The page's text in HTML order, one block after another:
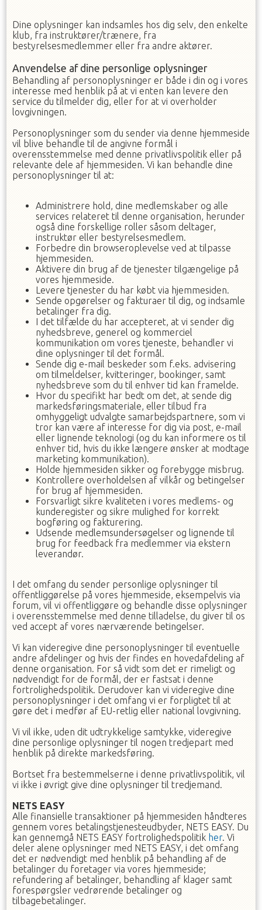
Dine oplysninger kan indsamles hos dig selv, den enkelte
klub, fra instruktører/trænere, fra
bestyrelsesmedlemmer eller fra andre aktører.
Anvendelse af dine personlige oplysninger
Behandling af personoplysninger er både i din og i vores
interesse med henblik på at vi enten kan levere den
service du tilmelder dig, eller for at vi overholder
lovgivningen.
Personoplysninger som du sender via denne hjemmeside
vil blive behandle til de angivne formål i
overensstemmelse med denne privatlivspolitik eller på
relevante dele af hjemmesiden. Vi kan behandle dine
personoplysninger til at:
Administrere hold, dine medlemskaber og alle
services relateret til denne organisation, herunder
også dine forskellige roller såsom deltager,
instruktør eller bestyrelsesmedlem.
Forbedre din browseroplevelse ved at tilpasse
hjemmesiden.
Aktivere din brug af de tjenester tilgængelige på
vores hjemmeside.
Levere tjenester du har købt via hjemmesiden.
Sende opgørelser og fakturaer til dig, og indsamle
betalinger fra dig.
I det tilfælde du har accepteret, at vi sender dig
nyhedsbreve, generel og kommerciel
kommunikation om vores tjeneste, behandler vi
dine oplysninger til det formål.
Sende dig e-mail beskeder som f.eks. advisering
om tilmeldelser, kvitteringer, bookinger, samt
nyhedsbreve som du til enhver tid kan framelde.
Hvor du specifikt har bedt om det, at sende dig
markedsføringsmateriale, eller tilbud fra
omhyggeligt udvalgte samarbejdspartnere, som vi
tror kan være af interesse for dig via post, e-mail
eller lignende teknologi (og du kan informere os til
enhver tid, hvis du ikke længere ønsker at modtage
marketing kommunikation).
Holde hjemmesiden sikker og forebygge misbrug.
Kontrollere overholdelsen af ​​vilkår og betingelser
for brug af hjemmesiden.
Forsvarligt sikre kvaliteten i vores medlems- og
kunderegister og sikre mulighed for korrekt
bogføring og fakturering.
Udsende medlemsundersøgelser og lignende til
brug for feedback fra medlemmer via ekstern
leverandør.
I det omfang du sender personlige oplysninger til
offentliggørelse på vores hjemmeside, eksempelvis via
forum, vil vi offentliggøre og behandle disse oplysninger
i overensstemmelse med denne tilladelse, du giver til os
ved accept af vores nærværende betingelser.
Vi kan videregive dine personoplysninger til eventuelle
andre afdelinger og hvis der findes en hovedafdeling af
denne organisation. For så vidt som det er rimeligt og
nødvendigt for de formål, der er fastsat i denne
fortrolighedspolitik. Derudover kan vi videregive dine
personoplysninger i det omfang vi er forpligtet til at
gøre det i medfør af EU-retlig eller national lovgivning.
Vi vil ikke, uden dit udtrykkelige samtykke, videregive
dine personlige oplysninger til nogen tredjepart med
henblik på direkte markedsføring.
Bortset fra bestemmelserne i denne privatlivspolitik, vil
vi ikke i øvrigt give dine oplysninger til tredjemand.
NETS EASY
Alle finansielle transaktioner på hjemmesiden håndteres
gennem vores betalingstjenesteudbyder, NETS EASY. Du
kan gennemgå NETS EASY fortrolighedspolitik her. Vi
deler alene oplysninger med NETS EASY, i det omfang
det er nødvendigt med henblik på behandling af de
betalinger du foretager via vores hjemmeside;
refundering af betalinger, behandling af klager samt
forespørgsler vedrørende betalinger og
tilbagebetalinger.